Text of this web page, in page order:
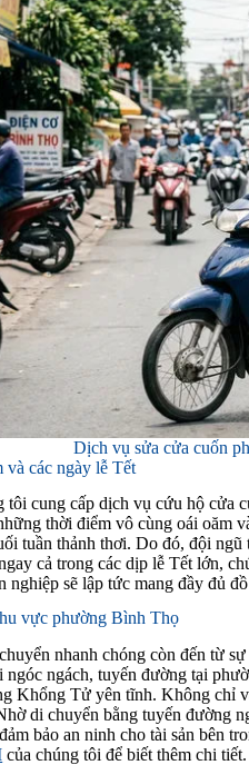
Dịch vụ sửa cửa cuốn
và các ngày lễ Tết
tôi cung cấp dịch vụ cứu hộ cửa
thời điểm vô cùng oái oăm
tuần thảnh thơi. Do đó, đội ngũ
cả trong các dịp lễ Tết lớn,
nghiệp sẽ lập tức mang đầy đủ
vực phường Bình Thọ
nhanh chóng còn đến từ
ngóc ngách, tuyến đường tại
Khổng Tử yên tĩnh. Không chỉ
di chuyển bằng tuyến đường
bảo an ninh cho tài sản bên
của chúng tôi để biết thêm chi tiết.